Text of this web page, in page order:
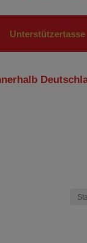
Unterstützertasse